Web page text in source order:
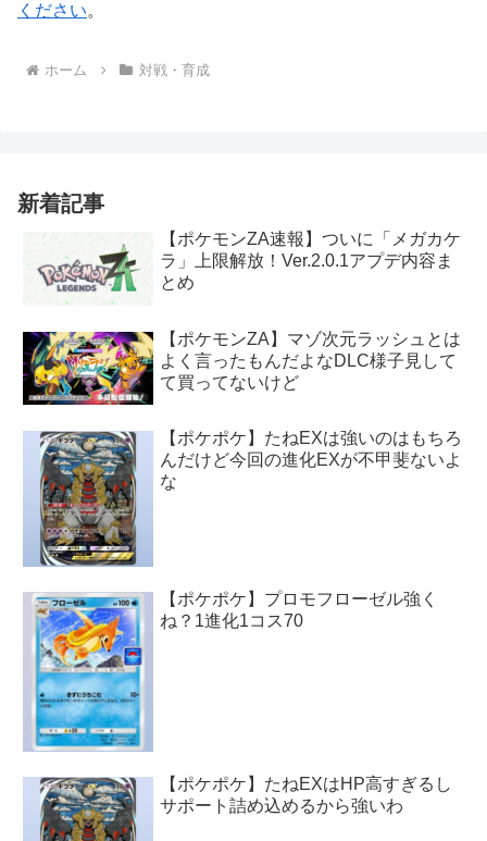
ください。
ホーム 対戦・育成
新着記事
【ポケモンZA速報】ついに「メガカケ
ラ」上限解放！Ver.2.0.1アプデ内容ま
とめ
【ポケモンZA】マゾ次元ラッシュとは
よく言ったもんだよなDLC様子見して
て買ってないけど
【ポケポケ】たねEXは強いのはもちろ
んだけど今回の進化EXが不甲斐ないよ
な
【ポケポケ】プロモフローゼル強く
ね？1進化1コス70
【ポケポケ】たねEXはHP高すぎるし
サポート詰め込めるから強いわ